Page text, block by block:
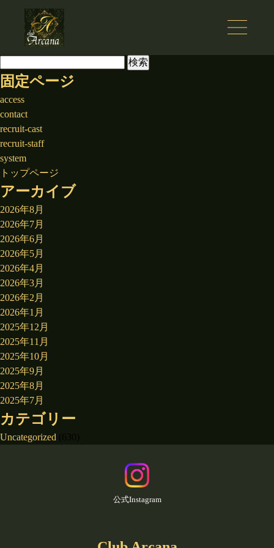
索:
固定ページ
access
contact
recruit-cast
recruit-staff
system
トップページ
アーカイブ
2026年8月
2026年7月
2026年6月
2026年5月
2026年4月
2026年3月
2026年2月
2026年1月
2025年12月
2025年11月
2025年10月
2025年9月
2025年8月
2025年7月
カテゴリー
Uncategorized
公式Instagram